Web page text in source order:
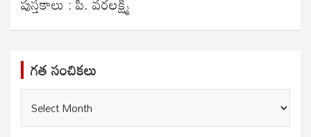
గత సంచికలు
గత
సంచికలు